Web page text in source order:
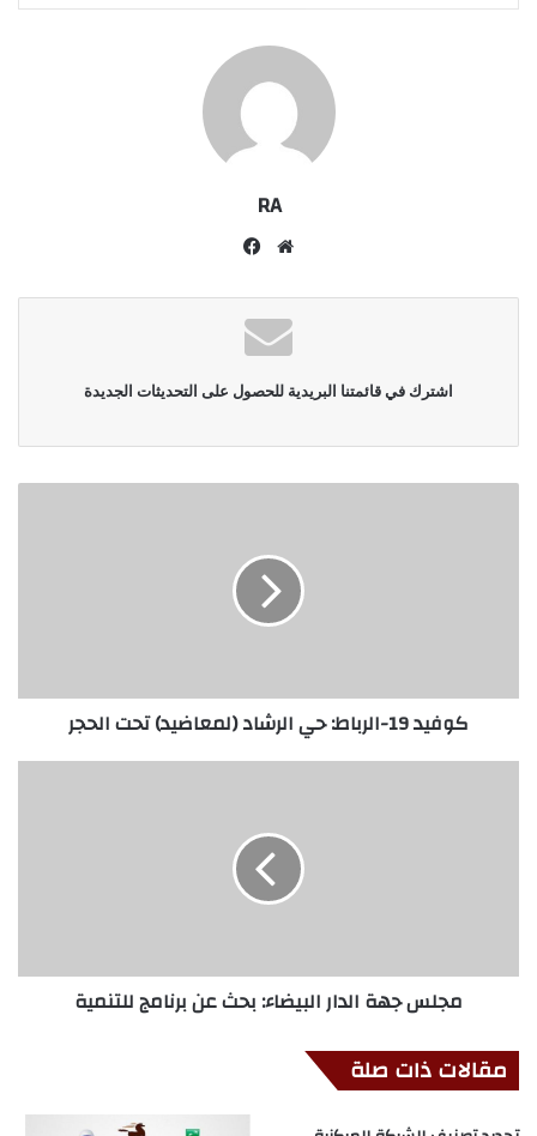
RA
موقع
اشترك في قائمتنا البريدية للحصول على التحديثات الجديدة
كوفيد 19-الرباط: حي الرشاد (لمعاضيد) تحت الحجر
مجلس جهة الدار البيضاء: بحث عن برنامج للتنمية
مقالات ذات صلة